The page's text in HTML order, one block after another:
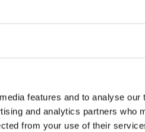
features and to analyse our
and analytics partners who
from your use of their
activiteiten. De
wasbaar, binnenste